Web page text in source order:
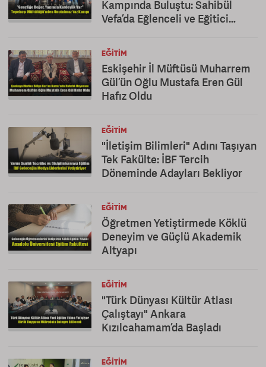
Kampında Buluştu: Sahibül
Vefa’da Eğlenceli ve Eğitici
EĞITIM
Eskişehir İl Müftüsü Muharrem
Gül’ün Oğlu Mustafa Eren Gül
Hafız Oldu
EĞITIM
"İletişim Bilimleri" Adını Taşıyan
Tek Fakülte: İBF Tercih
Döneminde Adayları Bekliyor
EĞITIM
Öğretmen Yetiştirmede Köklü
Deneyim ve Güçlü Akademik
Altyapı
EĞITIM
"Türk Dünyası Kültür Atlası
Çalıştayı" Ankara
Kızılcahamam’da Başladı
EĞITIM